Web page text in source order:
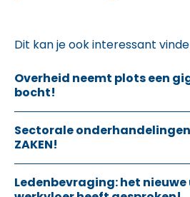
Dit kan je ook interessant
Overheid neemt plots een
bocht!
Sectorale onderhandelingen
ZAKEN!
Ledenbevraging: het nieuwe